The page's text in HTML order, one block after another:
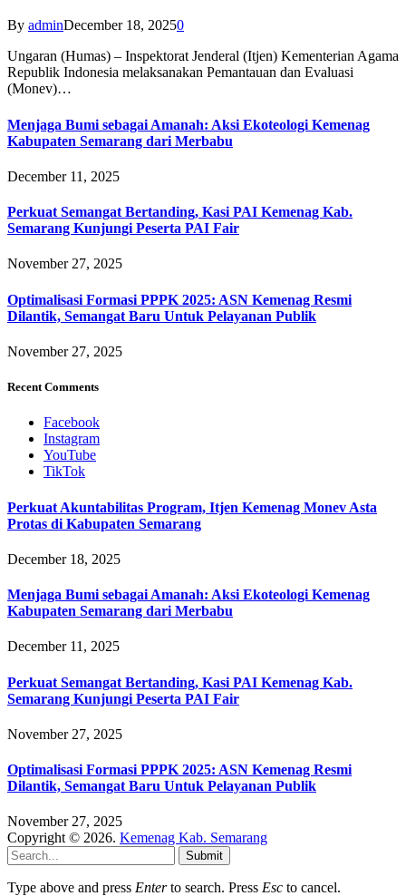
By adminDecember 18, 20250
Ungaran (Humas) – Inspektorat Jenderal (Itjen) Kementerian Agama
Republik Indonesia melaksanakan Pemantauan dan Evaluasi
(Monev)…
Menjaga Bumi sebagai Amanah: Aksi Ekoteologi Kemenag
Kabupaten Semarang dari Merbabu
December 11, 2025
Perkuat Semangat Bertanding, Kasi PAI Kemenag Kab.
Semarang Kunjungi Peserta PAI Fair
November 27, 2025
Optimalisasi Formasi PPPK 2025: ASN Kemenag Resmi
Dilantik, Semangat Baru Untuk Pelayanan Publik
November 27, 2025
Recent Comments
Facebook
Instagram
YouTube
TikTok
Perkuat Akuntabilitas Program, Itjen Kemenag Monev Asta
Protas di Kabupaten Semarang
December 18, 2025
Menjaga Bumi sebagai Amanah: Aksi Ekoteologi Kemenag
Kabupaten Semarang dari Merbabu
December 11, 2025
Perkuat Semangat Bertanding, Kasi PAI Kemenag Kab.
Semarang Kunjungi Peserta PAI Fair
November 27, 2025
Optimalisasi Formasi PPPK 2025: ASN Kemenag Resmi
Dilantik, Semangat Baru Untuk Pelayanan Publik
November 27, 2025
Copyright © 2026. Kemenag Kab. Semarang
Submit
Type above and press Enterto search. Press Esc to cancel.